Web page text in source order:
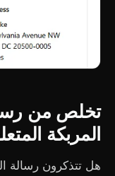
تخلص من
المربكة
هل تتذكرون رسالة